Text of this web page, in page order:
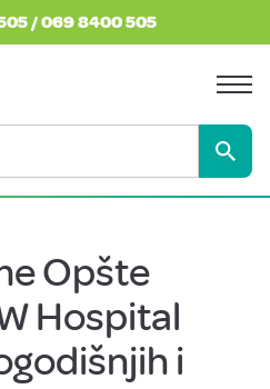
/ 069 8400 505
Opšte
Hospital
i